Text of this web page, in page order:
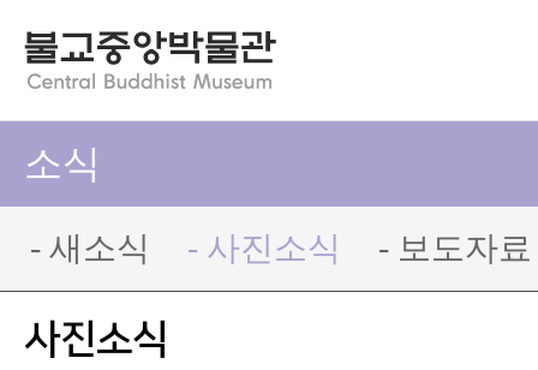
소식
- 새소식 - 사진소식 - 보도자료
사진소식